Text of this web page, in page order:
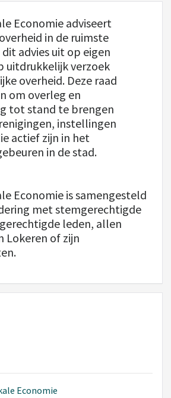
Economie adviseert
in de ruimste
advies uit op eigen
uitdrukkelijk verzoek
overheid. Deze raad
om overleg en
tot stand te brengen
instellingen
actief zijn in het
in de stad.
Economie is samengesteld
met stemgerechtigde
leden, allen
Lokeren of zijn
Economie